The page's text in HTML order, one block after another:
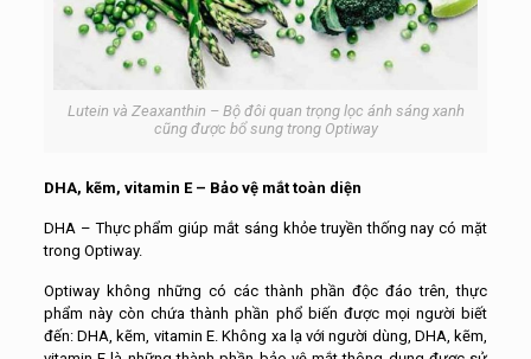
Lutein và Zeaxanthin – Bộ đôi quan trọng lọc ánh sáng xanh
cũng được bổ sung trong Optiway
DHA, kẽm, vitamin E – Bảo vệ mắt toàn diện
DHA – Thực phẩm giúp mắt sáng khỏe truyền thống nay có mặt
trong Optiway.
Optiway không những có các thành phần độc đáo trên, thực
phẩm này còn chứa thành phần phổ biến được mọi người biết
đến: DHA, kẽm, vitamin E. Không xa lạ với người dùng, DHA, kẽm,